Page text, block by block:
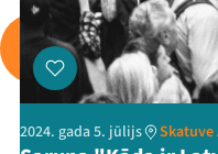
2024. gada 5. jūlijs Skatuve